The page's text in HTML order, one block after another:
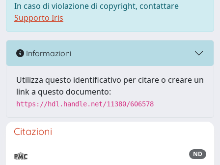
In caso di violazione di copyright, contattare
Supporto Iris
Informazioni
Utilizza questo identificativo per citare o creare un
link a questo documento:
https://hdl.handle.net/11380/606578
Citazioni
ND